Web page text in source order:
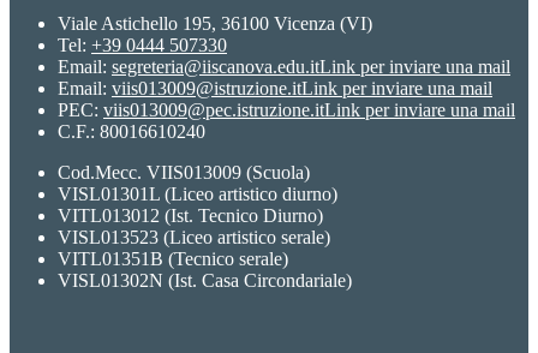
Viale Astichello 195, 36100 Vicenza (VI)
Tel: +39 0444 507330
Email: segreteria@iiscanova.edu.itLink per inviare una mail
Email: viis013009@istruzione.itLink per inviare una mail
PEC: viis013009@pec.istruzione.itLink per inviare una mail
C.F.: 80016610240
Cod.Mecc. VIIS013009 (Scuola)
VISL01301L (Liceo artistico diurno)
VITL013012 (Ist. Tecnico Diurno)
VISL013523 (Liceo artistico serale)
VITL01351B (Tecnico serale)
VISL01302N (Ist. Casa Circondariale)